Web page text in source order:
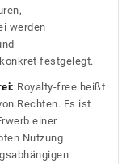
werden
festgelegt.
Royalty-free heißt
Rechten. Es ist
einer
Nutzung